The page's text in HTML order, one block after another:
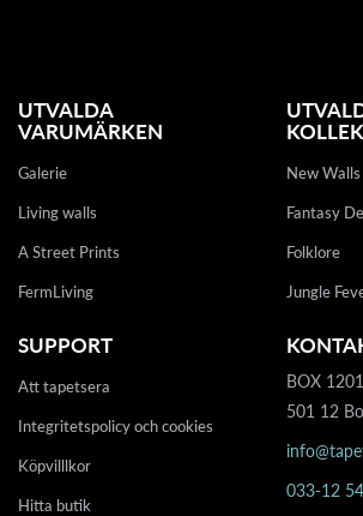
UTVALDA
VARUMÄRKEN
Galerie
Living walls
A Street Prints
FermLiving
New Walls
Fantasy
Folklore
Jungle
SUPPORT
Att tapetsera
Integritetspolicy och cookies
Köpvilllkor
Hitta butik
BOX 1201
501 12
033-12